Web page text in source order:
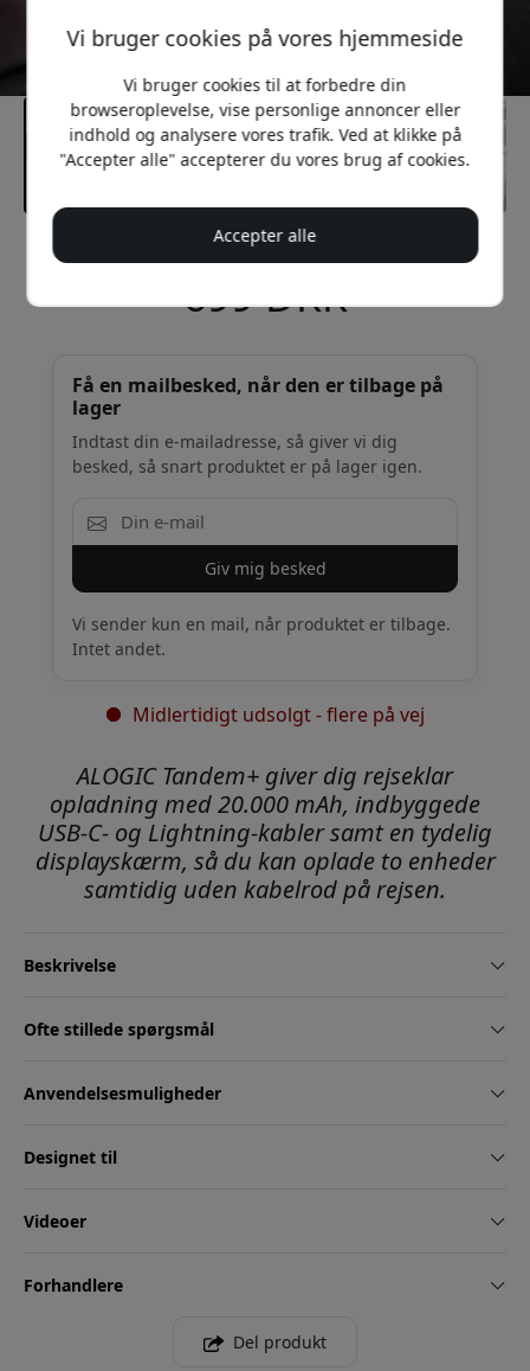
Anbefalet pris
699 DKK
Få en mailbesked, når den er tilbage på
lager
Indtast din e-mailadresse, så giver vi dig
besked, så snart produktet er på lager igen.
Giv mig besked
Vi sender kun en mail, når produktet er tilbage.
Intet andet.
Midlertidigt udsolgt - flere på vej
ALOGIC Tandem+ giver dig rejseklar
opladning med 20.000 mAh, indbyggede
USB-C- og Lightning-kabler samt en tydelig
displayskærm, så du kan oplade to enheder
samtidig uden kabelrod på rejsen.
Beskrivelse
Ofte stillede spørgsmål
Anvendelsesmuligheder
Designet til
Videoer
Forhandlere
Del produkt
Vi bruger cookies på vores hjemmeside
Vi bruger cookies til at forbedre din
browseroplevelse, vise personlige annoncer eller
indhold og analysere vores trafik. Ved at klikke på
"Accepter alle" accepterer du vores brug af cookies.
Accepter alle